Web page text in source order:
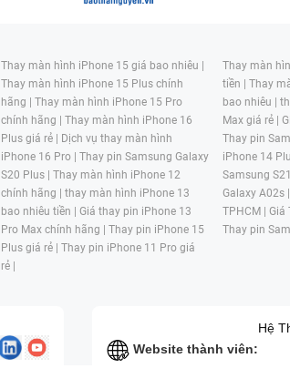
Thay màn hình iPhone 15 giá bao nhiêu |
Thay màn hình iPhone 15 Plus chính
hãng | Thay màn hình iPhone 15 Pro
chính hãng | Thay màn hình iPhone 16
Plus giá rẻ | Dịch vụ thay màn hình
iPhone 16 Pro | Thay pin Samsung Galaxy
S20 Plus | Thay màn hình iPhone 12
chính hãng | thay màn hình iPhone 13
bao nhiêu tiền | Giá thay pin iPhone 13
Pro Max chính hãng | Thay pin iPhone 15
Plus giá rẻ | Thay pin iPhone 11 Pro giá
rẻ |
Thay màn
tiền | Thay
bao nhiêu |
Max giá rẻ |
Thay pin
iPhone 14
Samsung
Galaxy A02s |
TPHCM | Giá
Thay pin
Website thành viên:
Hệ